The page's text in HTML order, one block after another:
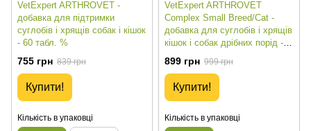
VetExpert ARTHROVET -
добавка для підтримки
суглобів і хрящів собак і кішок
- 60 табл. %
755 грн 839 грн
Купити!
Кількість в упаковці
VetExpert ARTHROVET
Complex Small Breed/Cat -
добавка для суглобів і хрящів
кішок і собак дрібних порід -
60 капс. %
899 грн 999 грн
Купити!
Кількість в упаковці